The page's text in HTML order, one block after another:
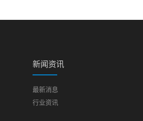
新闻资讯
最新消息
行业资讯